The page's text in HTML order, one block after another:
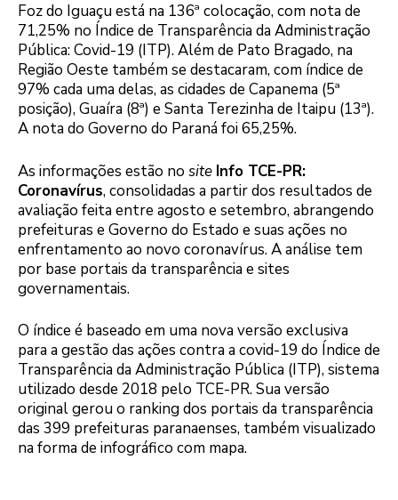
Foz do Iguaçu está na 136ª colocação, com nota de
71,25% no Índice de Transparência da Administração
Pública: Covid-19 (ITP). Além de Pato Bragado, na
Região Oeste também se destacaram, com índice de
97% cada uma delas, as cidades de Capanema (5ª
posição), Guaíra (8ª) e Santa Terezinha de Itaipu (13ª).
A nota do Governo do Paraná foi 65,25%.
As informações estão no site Info TCE-PR:
Coronavírus, consolidadas a partir dos resultados de
avaliação feita entre agosto e setembro, abrangendo
prefeituras e Governo do Estado e suas ações no
enfrentamento ao novo coronavírus. A análise tem
por base portais da transparência e sites
governamentais.
O índice é baseado em uma nova versão exclusiva
para a gestão das ações contra a covid-19 do Índice de
Transparência da Administração Pública (ITP), sistema
utilizado desde 2018 pelo TCE-PR. Sua versão
original gerou o ranking dos portais da transparência
das 399 prefeituras paranaenses, também visualizado
na forma de infográfico com mapa.